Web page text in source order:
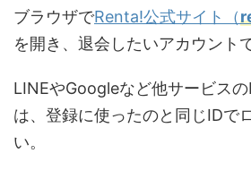
ブラウザでRenta!公式サイト（
を開き、退会したいアカウント
LINEやGoogleなど他サービス
は、登録に使ったのと同じIDで
い。